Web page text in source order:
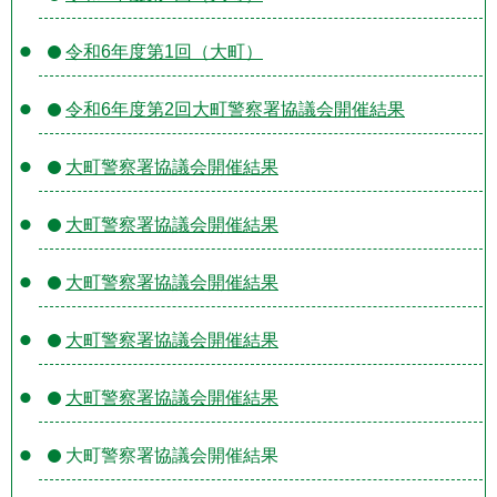
令和6年度第1回（大町）
令和6年度第2回大町警察署協議会開催結果
大町警察署協議会開催結果
大町警察署協議会開催結果
大町警察署協議会開催結果
大町警察署協議会開催結果
大町警察署協議会開催結果
大町警察署協議会開催結果